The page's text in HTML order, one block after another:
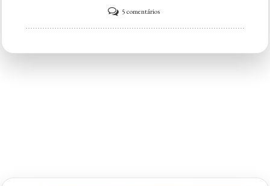
5 comentáriosem
Empório